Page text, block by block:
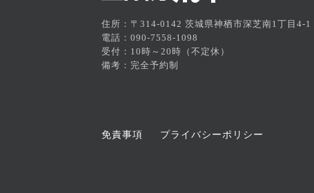
住所：〒314-0142 茨城県神栖市深芝南1丁目4-1
電話：090-7558-1098
受付：10時～20時（不定休）
備考：完全予約制
免責事項 プライバシーポリシー